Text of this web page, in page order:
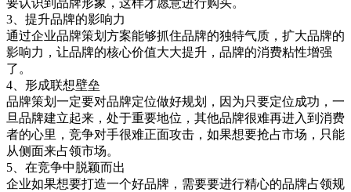
3、提升品牌的影响力
通过企业品牌策划方案能够抓住品牌的独特气质，扩大品牌的
影响力，让品牌的核心价值大大提升，品牌的消费粘性增强
了。
4、形成联想壁垒
品牌策划一定要对品牌定位做好规划，因为只要定位成功，一
旦品牌建立起来，处于重要地位，其他品牌很难再进入到消费
者的心里，竞争对手很难正面攻击，如果想要抢占市场，只能
从侧面来占领市场。
5、在竞争中脱颖而出
企业如果想要打造一个好品牌，需要要进行精心的品牌占领规